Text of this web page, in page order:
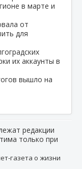
в марте и
от
для
вышло на
редакции
только при
газета о жизни